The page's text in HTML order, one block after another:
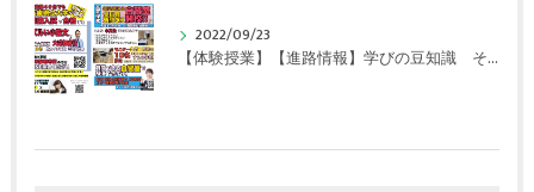
2022/09/23
【体験授業】【進路情報】学びの豆知識 その106 やはり目的がないとモチベーションが上がらない ｜英賀保駅前のすらら学習塾姫路英賀保校